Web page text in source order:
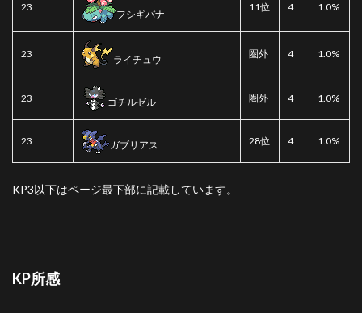
23
フシギバナ
11位 4 1.0%
23 ライチュウ 圏外 4 1.0%
23 ゴチルゼル 圏外 4 1.0%
23 ガブリアス 28位 4 1.0%
KP3以下はページ最下部に記載しています。
KP所感